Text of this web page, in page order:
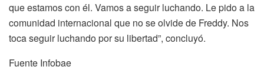
que estamos con él. Vamos a seguir luchando. Le pido a la
comunidad internacional que no se olvide de Freddy. Nos
toca seguir luchando por su libertad”, concluyó.
Fuente Infobae